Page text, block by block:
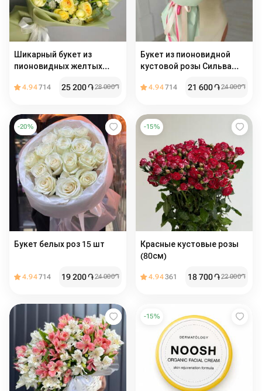
Шикарный букет из
пионовидных желтых
4.94714 25 200֏28 000֏
Букет из пионовидной
кустовой розы Сильва
нежной упаковке
4.94714 21 600֏24 000֏
-20%
Букет белых роз 15 шт
4.94714 19 200֏24 000֏
-15%
Красные кустовые розы
(80см)
4.94361 18 700֏22 000֏
-15%